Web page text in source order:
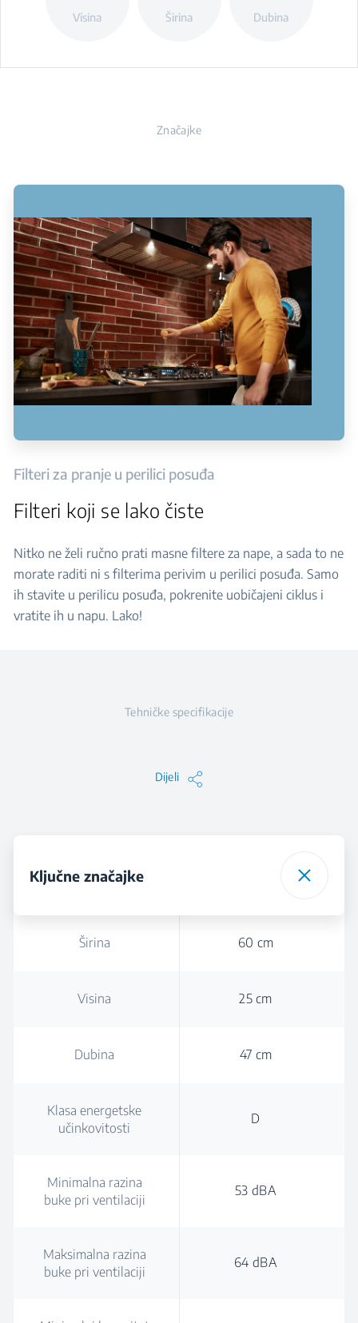
Visina Širina Dubina
Značajke
Filteri za pranje u perilici posuđa
Filteri koji se lako čiste
Nitko ne želi ručno prati masne filtere za nape, a sada to ne
morate raditi ni s filterima perivim u perilici posuđa. Samo
ih stavite u perilicu posuđa, pokrenite uobičajeni ciklus i
vratite ih u napu. Lako!
Tehničke specifikacije
Dijeli
Ključne značajke
Širina 60 cm
Visina 25 cm
Dubina 47 cm
Klasa energetske
učinkovitosti
D
Minimalna razina
buke pri ventilaciji
53 dBA
Maksimalna razina
buke pri ventilaciji
64 dBA